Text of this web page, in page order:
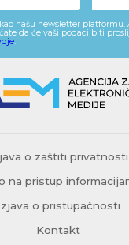
našu newsletter platformu.
da će vaši podaci biti
o zaštiti privatnosti
na pristup
o pristupačnosti
Kontakt